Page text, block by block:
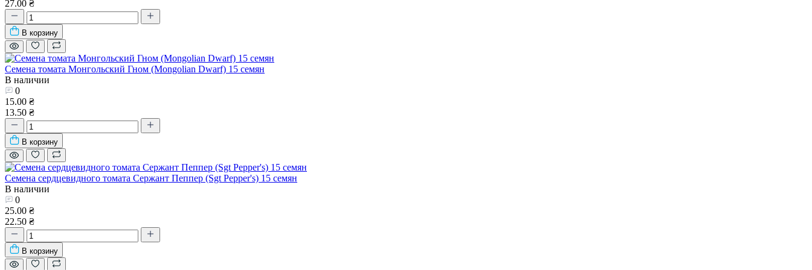
27.00 ₴
В корзину
Семена томата Монгольский Гном (Mongolian Dwarf) 15 семян
В наличии
0
15.00 ₴
13.50 ₴
В корзину
Семена сердцевидного томата Сержант Пеппер (Sgt Pepper's) 15 семян
В наличии
0
25.00 ₴
22.50 ₴
В корзину